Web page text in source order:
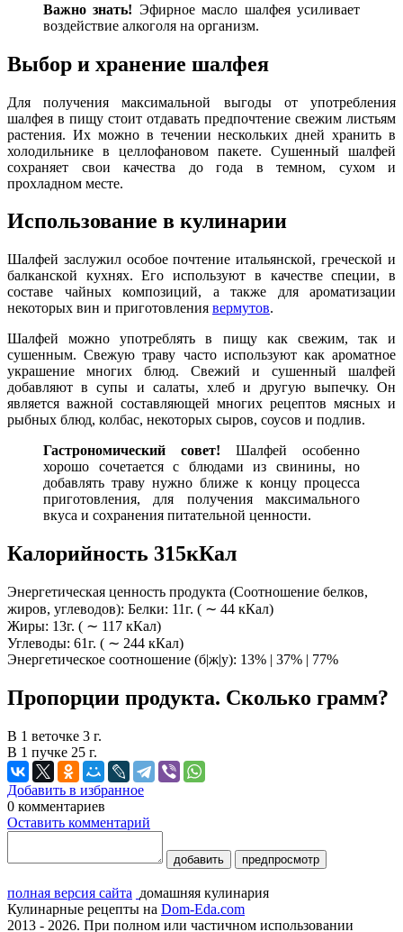
Важно знать! Эфирное масло шалфея усиливает
воздействие алкоголя на организм.
Выбор и хранение шалфея
Для получения максимальной выгоды от употребления
шалфея в пищу стоит отдавать предпочтение свежим листьям
растения. Их можно в течении нескольких дней хранить в
холодильнике в целлофановом пакете. Сушенный шалфей
сохраняет свои качества до года в темном, сухом и
прохладном месте.
Использование в кулинарии
Шалфей заслужил особое почтение итальянской, греческой и
балканской кухнях. Его используют в качестве специи, в
составе чайных композиций, а также для ароматизации
некоторых вин и приготовления вермутов.
Шалфей можно употреблять в пищу как свежим, так и
сушенным. Свежую траву часто используют как ароматное
украшение многих блюд. Свежий и сушенный шалфей
добавляют в супы и салаты, хлеб и другую выпечку. Он
является важной составляющей многих рецептов мясных и
рыбных блюд, колбас, некоторых сыров, соусов и подлив.
Гастрономический совет! Шалфей особенно
хорошо сочетается с блюдами из свинины, но
добавлять траву нужно ближе к концу процесса
приготовления, для получения максимального
вкуса и сохранения питательной ценности.
Калорийность 315кКал
Энергетическая ценность продукта (Соотношение белков,
жиров, углеводов): Белки: 11г. ( ∼ 44 кКал)
Жиры: 13г. ( ∼ 117 кКал)
Углеводы: 61г. ( ∼ 244 кКал)
Энергетическое соотношение (б|ж|у): 13% | 37% | 77%
Пропорции продукта. Сколько грамм?
В 1 веточке 3 г.
В 1 пучке 25 г.
Добавить в избранное
0 комментариев
Оставить комментарий
добавить предпросмотр
полная версия сайта домашняя кулинария
Кулинарные рецепты на Dom-Eda.com
2013 - 2026. При полном или частичном использовании